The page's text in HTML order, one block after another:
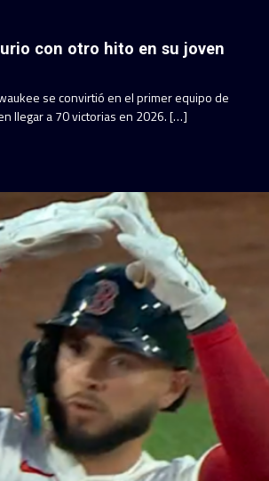
con otro hito en su joven
se convirtió en el primer equipo de
llegar a 70 victorias en 2026. […]